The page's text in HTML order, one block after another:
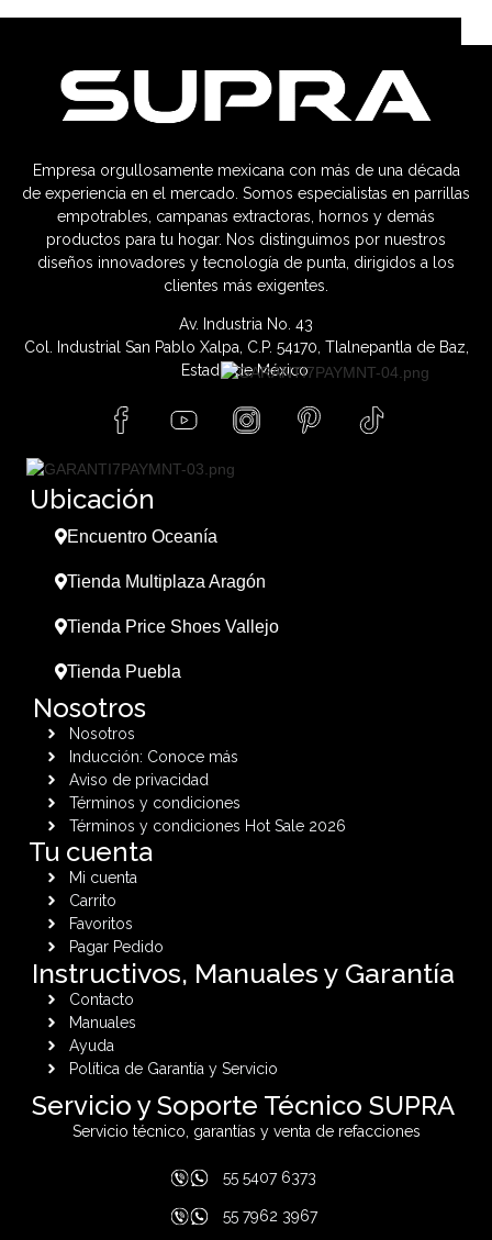
Empresa orgullosamente mexicana con más de una década
de experiencia en el mercado. Somos especialistas en parrillas
empotrables, campanas extractoras, hornos y demás
productos para tu hogar. Nos distinguimos por nuestros
diseños innovadores y tecnología de punta, dirigidos a los
clientes más exigentes.
Av. Industria No. 43
Col. Industrial San Pablo Xalpa, C.P. 54170, Tlalnepantla de Baz,
Estado de México.
Ubicación
Encuentro Oceanía
Tienda Multiplaza Aragón
Tienda Price Shoes Vallejo
Tienda Puebla
Nosotros
Nosotros
Inducción: Conoce más
Aviso de privacidad
Términos y condiciones
Términos y condiciones Hot Sale 2026
Tu cuenta
Mi cuenta
Carrito
Favoritos
Pagar Pedido
Instructivos, Manuales y Garantía
Contacto
Manuales
Ayuda
Política de Garantía y Servicio
Servicio y Soporte Técnico SUPRA
Servicio técnico, garantías y venta de refacciones
55 5407 6373
55 7962 3967